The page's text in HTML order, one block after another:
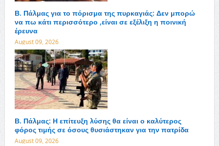
Β. Πάλμας για το πόρισμα της πυρκαγιάς: Δεν μπορώ
να πω κάτι περισσότερο ,είναι σε εξέλιξη η ποινική
έρευνα
August 09, 2026
Β. Πάλμας: Η επίτευξη λύσης θα είναι ο καλύτερος
φόρος τιμής σε όσους θυσιάστηκαν για την πατρίδα
August 09, 2026